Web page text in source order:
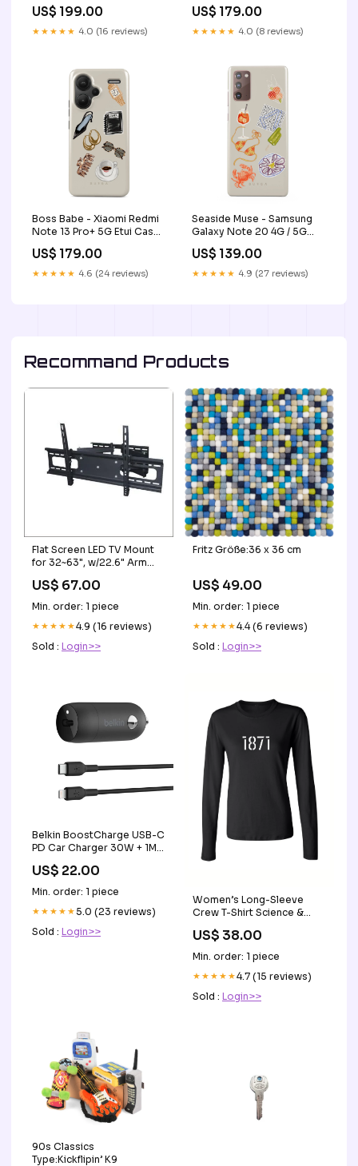
US$ 199.00
★★★★★ 4.0 (16 reviews)
US$ 179.00
★★★★★ 4.0 (8 reviews)
Boss Babe - Xiaomi Redmi
Note 13 Pro+ 5G Etui Case
Type:Tough
US$ 179.00
★★★★★ 4.6 (24 reviews)
Seaside Muse - Samsung
Galaxy Note 20 4G / 5G
Etui SG_02A_PixelBuds_A
US$ 139.00
★★★★★ 4.9 (27 reviews)
Recommand Products
Flat Screen LED TV Mount
for 32~63", w/22.6" Arm
DisplayPort Cables
US$ 67.00
Min. order: 1 piece
★★★★★4.9 (16 reviews)
Sold : Login>>
Fritz Größe:36 x 36 cm
US$ 49.00
Min. order: 1 piece
★★★★★4.4 (6 reviews)
Sold : Login>>
Belkin BoostCharge USB-C
PD Car Charger 30W + 1M
AirPods
US$ 22.00
Min. order: 1 piece
★★★★★5.0 (23 reviews)
Sold : Login>>
Women’s Long-Sleeve
Crew T-Shirt Science &
US$ 38.00
Min. order: 1 piece
★★★★★4.7 (15 reviews)
Sold : Login>>
90s Classics
Type:Kickflipin’ K9